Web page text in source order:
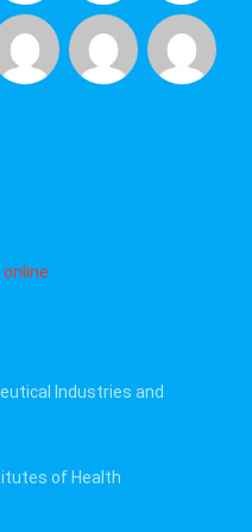
Industries and
of Health